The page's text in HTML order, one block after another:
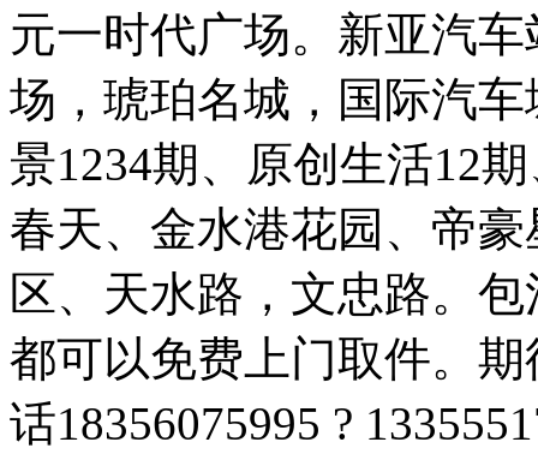
元一时代广场。新亚汽
场，琥珀名城，国际汽
景1234期、原创生活12
春天、金水港花园、帝
区、天水路，文忠路。
都可以免费上门取件。
话18356075995 ?